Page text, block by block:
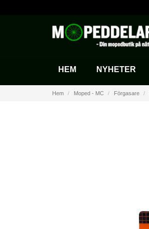
HEM NYHETER
Hem Moped - MC Förgasare